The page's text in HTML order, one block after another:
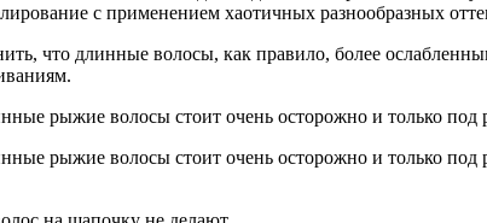
с применением хаотичных разнообразных
что длинные волосы, как правило, более
рыжие волосы стоит очень осторожно и только под
рыжие волосы стоит очень осторожно и только